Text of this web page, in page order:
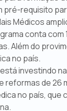
requisito
Médicos
conta
Além do
no país.
investindo
de 26
no país, que